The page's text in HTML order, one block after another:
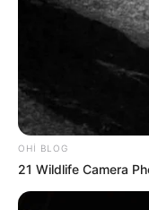
19:30 / 06 Avqust 2026
Xanım
edildi
94
OHI BLOG
21 Wildlife Camera